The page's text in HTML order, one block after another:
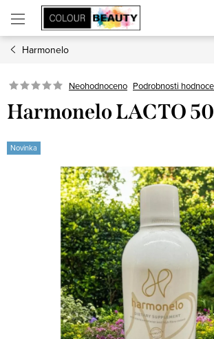
obsah
Harmonelo
Neohodnoceno Podrobnosti
Harmonelo LACTO
Novinka